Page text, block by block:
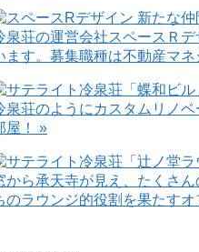
泉荘の運営会社スペースＲ
ます。募集職種は不動産マ
泉荘のようにカスタムリノ
屋！ »
から承天寺が見え、たくさ
のラウンジ的役割を果たす